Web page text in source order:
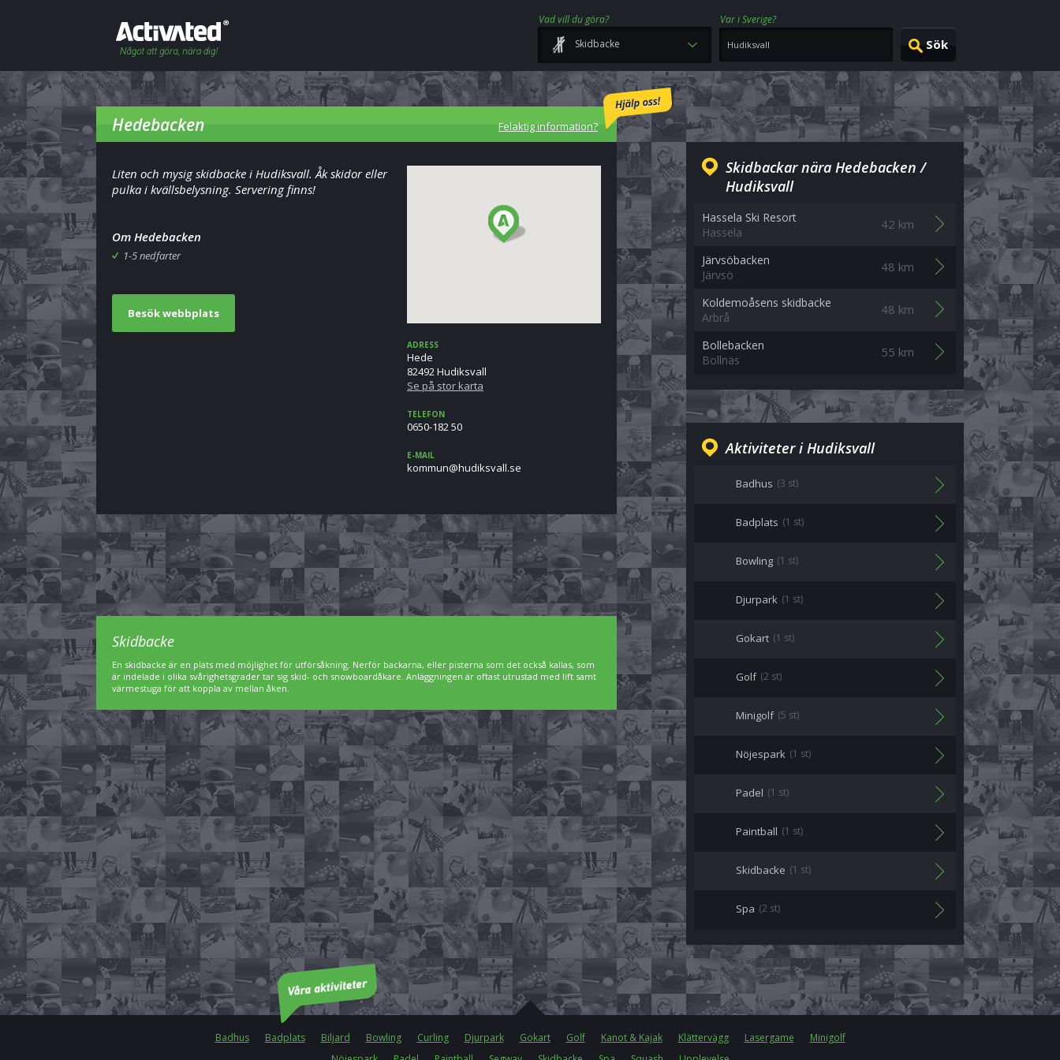
Vad vill du göra?
Var i Sverige?
Skidbacke
Hedebacken Felaktig information?
Liten och mysig skidbacke i Hudiksvall. Åk skidor eller
pulka i kvällsbelysning. Servering finns!
Om Hedebacken
1-5 nedfarter
Besök webbplats
ADRESS
Hede
82492 Hudiksvall
Se på stor karta
TELEFON
0650-182 50
E-MAIL
es.llavskiduh@nummok
Skidbackar nära Hedebacken /
Hudiksvall
Hassela Ski Resort
Hassela
42 km
Järvsöbacken
Järvsö
48 km
Koldemoåsens skidbacke
Arbrå
48 km
Bollebacken
Bollnäs
55 km
Aktiviteter i Hudiksvall
Badhus (3 st)
Badplats (1 st)
Bowling (1 st)
Djurpark (1 st)
Gokart (1 st)
Golf (2 st)
Minigolf (5 st)
Nöjespark (1 st)
Padel (1 st)
Paintball (1 st)
Skidbacke (1 st)
Spa (2 st)
Skidbacke
En skidbacke är en plats med möjlighet för utförsåkning. Nerför backarna, eller pisterna som det också kallas, som
är indelade i olika svårighetsgrader tar sig skid- och snowboardåkare. Anläggningen är oftast utrustad med lift samt
värmestuga för att koppla av mellan åken.
Badhus Badplats Biljard Bowling Curling Djurpark Gokart Golf Kanot & Kajak Klättervägg Lasergame
Minigolf